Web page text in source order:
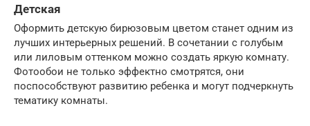
Детская
Оформить детскую бирюзовым цветом станет одним из
лучших интерьерных решений. В сочетании с голубым
или лиловым оттенком можно создать яркую комнату.
Фотообои не только эффектно смотрятся, они
поспособствуют развитию ребенка и могут подчеркнуть
тематику комнаты.